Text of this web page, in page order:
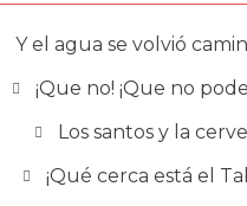
Y el agua se volvió
¡Que no! ¡Que no
Los santos y la
¡Qué cerca está el